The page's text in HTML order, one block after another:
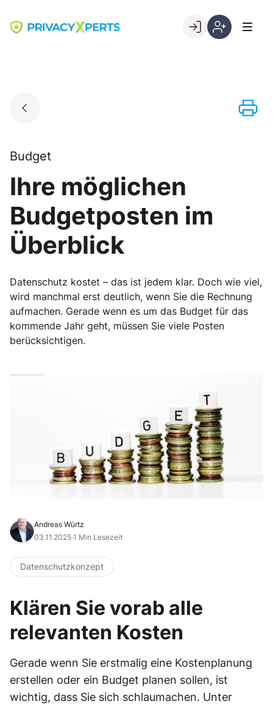
content
Go to landing page.
Budget
Ihre möglichen
Budgetposten im
Überblick
Datenschutz kostet – das ist jedem klar. Doch wie viel,
wird manchmal erst deutlich, wenn Sie die Rechnung
aufmachen. Gerade wenn es um das Budget für das
kommende Jahr geht, müssen Sie viele Posten
berücksichtigen.
Andreas Würtz
03.11.2025·1 Min Lesezeit
Datenschutzkonzept
Klären Sie vorab alle
relevanten Kosten
Gerade wenn Sie erstmalig eine Kostenplanung
erstellen oder ein Budget planen sollen, ist
wichtig, dass Sie sich schlaumachen. Unter